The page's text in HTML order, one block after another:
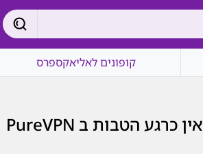
קופונים לאליאקספרס
אין כרגע הטבות ב PureVPN